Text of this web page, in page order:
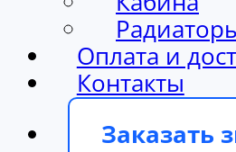
Оплата и
Контакты
Заказать